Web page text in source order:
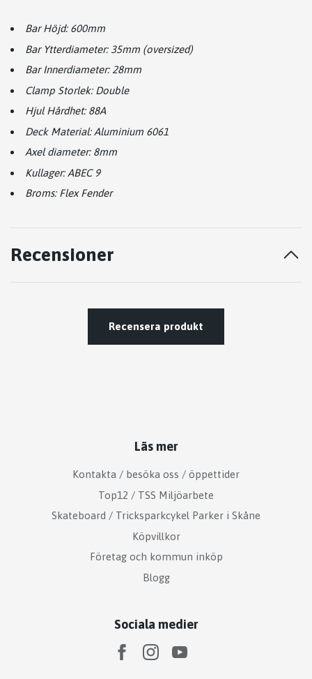
Bar Höjd: 600mm
Bar Ytterdiameter: 35mm (oversized)
Bar Innerdiameter: 28mm
Clamp Storlek: Double
Hjul Hårdhet: 88A
Deck Material: Aluminium 6061
Axel diameter: 8mm
Kullager: ABEC 9
Broms: Flex Fender
Recensioner
Recensera produkt
Läs mer
Kontakta / besöka oss / öppettider
Top12 / TSS Miljöarbete
Skateboard / Tricksparkcykel Parker i Skåne
Köpvillkor
Företag och kommun inköp
Blogg
Sociala medier